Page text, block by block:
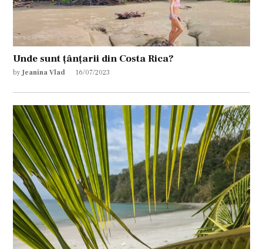
Unde sunt țânțarii din Costa Rica?
by Jeanina Vlad 16/07/2023